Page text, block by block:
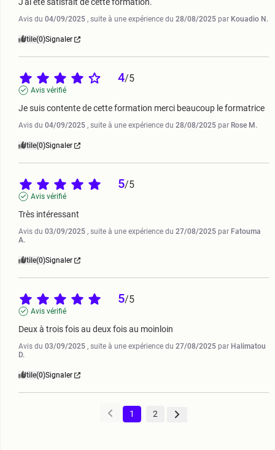
J'ai été satisfait de cette formation.
Avis du 04/09/2025 , suite à une expérience du 28/08/2025 par Kouadio N.
Utile(0)Signaler
4/5
Avis vérifié
Je suis contente de cette formation merci beaucoup le formatrice
Avis du 04/09/2025 , suite à une expérience du 28/08/2025 par Rose M.
Utile(0)Signaler
5/5
Avis vérifié
Très intéressant
Avis du 03/09/2025 , suite à une expérience du 27/08/2025 par Fatouma
A.
Utile(0)Signaler
5/5
Avis vérifié
Deux à trois fois au deux fois au moinloin
Avis du 03/09/2025 , suite à une expérience du 27/08/2025 par Halimatou
D.
Utile(0)Signaler
1 2